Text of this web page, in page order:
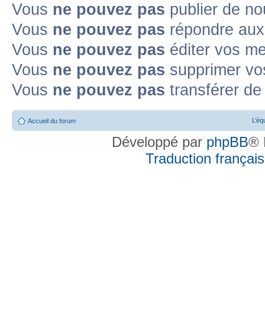
Vous ne pouvez pas publier de
Vous ne pouvez pas répondre
Vous ne pouvez pas éditer vos
Vous ne pouvez pas supprimer
Vous ne pouvez pas transférer
Accueil du forum
Développé par phpBB®
Traduction